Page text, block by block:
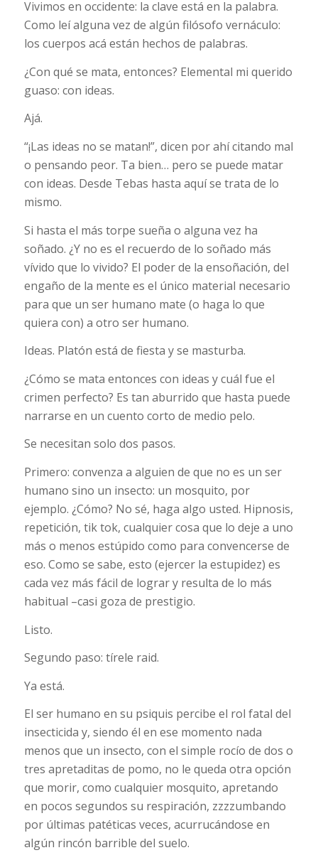
Vivimos en occidente: la clave está en la palabra.
Como leí alguna vez de algún filósofo vernáculo:
los cuerpos acá están hechos de palabras.
¿Con qué se mata, entonces? Elemental mi querido
guaso: con ideas.
Ajá.
“¡Las ideas no se matan!”, dicen por ahí citando mal
o pensando peor. Ta bien… pero se puede matar
con ideas. Desde Tebas hasta aquí se trata de lo
mismo.
Si hasta el más torpe sueña o alguna vez ha
soñado. ¿Y no es el recuerdo de lo soñado más
vívido que lo vivido? El poder de la ensoñación, del
engaño de la mente es el único material necesario
para que un ser humano mate (o haga lo que
quiera con) a otro ser humano.
Ideas. Platón está de fiesta y se masturba.
¿Cómo se mata entonces con ideas y cuál fue el
crimen perfecto? Es tan aburrido que hasta puede
narrarse en un cuento corto de medio pelo.
Se necesitan solo dos pasos.
Primero: convenza a alguien de que no es un ser
humano sino un insecto: un mosquito, por
ejemplo. ¿Cómo? No sé, haga algo usted. Hipnosis,
repetición, tik tok, cualquier cosa que lo deje a uno
más o menos estúpido como para convencerse de
eso. Como se sabe, esto (ejercer la estupidez) es
cada vez más fácil de lograr y resulta de lo más
habitual –casi goza de prestigio.
Listo.
Segundo paso: tírele raid.
Ya está.
El ser humano en su psiquis percibe el rol fatal del
insecticida y, siendo él en ese momento nada
menos que un insecto, con el simple rocío de dos o
tres apretaditas de pomo, no le queda otra opción
que morir, como cualquier mosquito, apretando
en pocos segundos su respiración, zzzzumbando
por últimas patéticas veces, acurrucándose en
algún rincón barrible del suelo.